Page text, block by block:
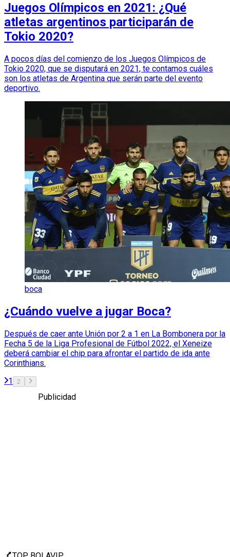
Juegos Olímpicos en 2021: ¿Qué
atletas argentinos participarán de
Tokio 2020?
A pocos días del comienzo de los Juegos Olímpicos de
Tokio 2020, que se disputará en 2021, te contamos cuáles
son los atletas de Argentina que serán parte del evento
deportivo.
boca
¿Cuándo vuelve a jugar Boca?
Después de caer ante Unión por 2 a 1 en La Bombonera por la
Fecha 5 de la Liga Profesional de Fútbol 2022, el Xeneize
deberá cambiar el chip para afrontar el partido de ida ante
Corinthians.
1
2
Publicidad